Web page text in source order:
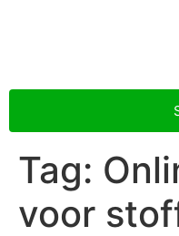
Tag:
voor